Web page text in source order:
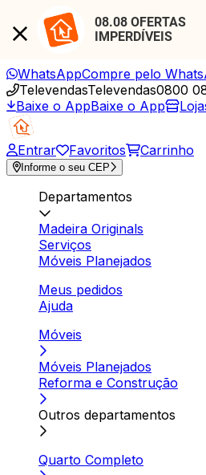
08.08 OFERTAS
IMPERDÍVEIS
WhatsAppCompre pelo
TelevendasTelevendas0800
Baixe o AppBaixe o App
Entrar Favoritos Carrinho
Informe o seu CEP
Departamentos
Madeira Originals
Serviços
Móveis Planejados
Meus pedidos
Ajuda
Móveis
Móveis Planejados
Reforma e Construção
Outros departamentos
Quarto Completo